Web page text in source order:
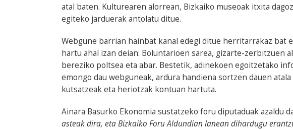
atal baten. Kulturearen alorrean, Bizkaiko museoak itxita
egiteko jarduerak antolatu ditue.
Webgune barrian hainbat kanal edegi ditue herritarrakaz bat
hartu ahal izan deian: Boluntarioen sarea, gizarte-zerbitzuen
bereziko poltsea eta abar. Bestetik, adinekoen egoitzetako
emongo dau webguneak, ardura handiena sortzen dauen
kutsatzeak eta heriotzak kontuan hartuta.
Ainara Basurko Ekonomia sustatzeko foru diputaduak azaldu
asteak dira, eta Bizkaiko Foru Aldundian lanean dihardugu